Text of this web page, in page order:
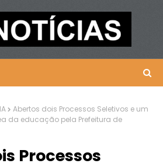
Abertos dois Processos Seletivos e um
da educação pela Prefeitura de
Processos